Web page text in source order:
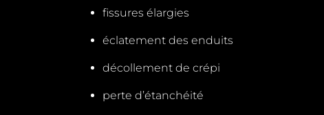
fissures élargies
éclatement des enduits
décollement de crépi
perte d’étanchéité